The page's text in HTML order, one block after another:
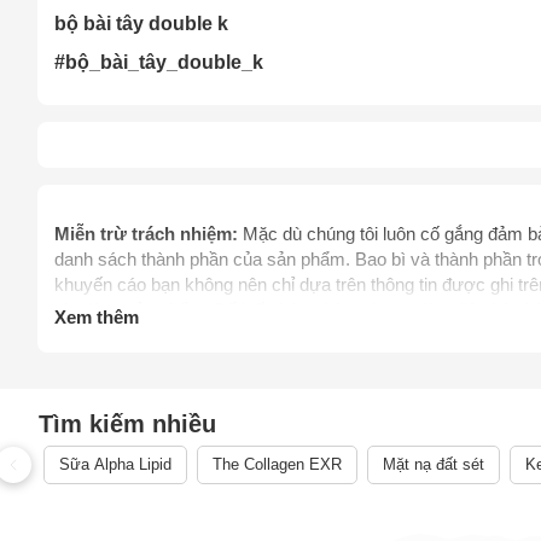
bộ bài tây double k
#bộ_bài_tây_double_k
Miễn trừ trách nhiệm: Mặc dù chúng tôi luôn cố gắng đảm
danh sách thành phần của sản phẩm. Bao bì và thành
khuyến cáo bạn không nên chỉ dựa trên thông tin được ghi
khi dùng sản phẩm. Để biết thêm thông tin, vui lòng liên hệ
điều trị, chữa trị, hay phòng ngừa bệnh tật cùng các vấn đề
phẩm.
Xem thêm
Tìm kiếm nhiều
Sữa Alpha Lipid The Collagen EXR Mặt nạ đất sét